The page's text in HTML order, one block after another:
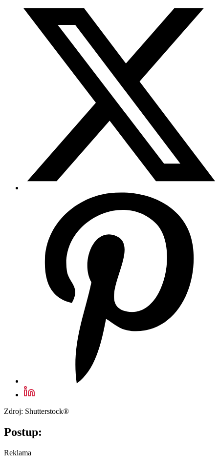
Zdroj: Shutterstock®
Postup:
Reklama